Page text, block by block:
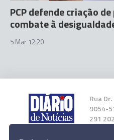
PCP defende criação
combate à
5 Mar 12:20
Rua
9054-
291